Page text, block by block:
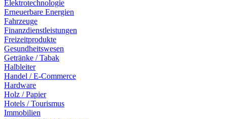
Elektrotechnologie
Erneuerbare Energien
Fahrzeuge
Finanzdienstleistungen
Freizeitprodukte
Gesundheitswesen
Getränke / Tabak
Halbleiter
Handel / E-Commerce
Hardware
Holz / Papier
Hotels / Tourismus
Immobilien